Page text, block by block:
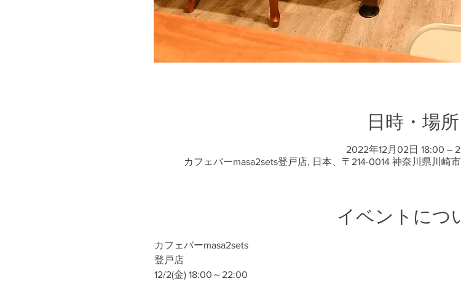
日時・場所
2022年12月02日 18:00 –
カフェバーmasa2sets登戸店, 日本、〒214-0014 神奈川県川崎
イベントにつ
カフェバーmasa2sets
登戸店
12/2(金) 18:00～22:00